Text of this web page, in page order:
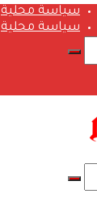
سياسة محلية
سياسة محلية